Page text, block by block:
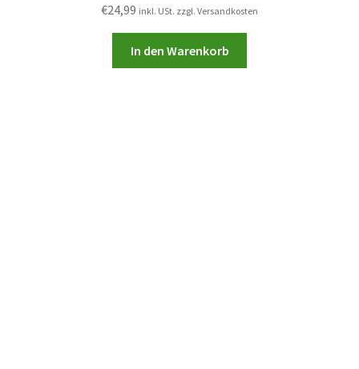
€24,99 inkl. USt. zzgl. Versandkosten
In den Warenkorb